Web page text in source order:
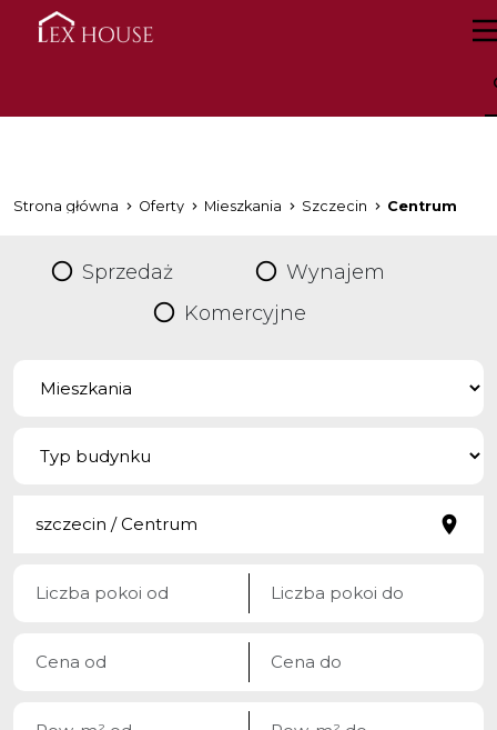
Strona główna Oferty Mieszkania Szczecin Centrum
Sprzedaż
Wynajem
Komercyjne